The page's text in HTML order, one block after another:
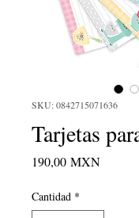
SKU: 0842715071636
Tarjetas
190,00 MXNPrecio
Cantidad *